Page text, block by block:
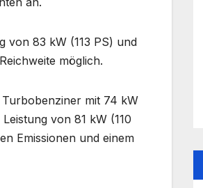
von 83 kW (113 PS) und
möglich.
mit 74 kW
von 81 kW (110
Emissionen und einem